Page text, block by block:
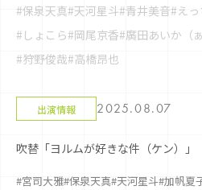
#保泉天真#天河星斗#青井美音#え
#しょこら#岡尾京香#廣田あいか（
#狩野俊哉#高橋昂也
出演情報 2025.08.07
吹替「ヨルムが好きな件（ケン）」
#宮司大雅#保泉天真#天河星斗#加帆夏